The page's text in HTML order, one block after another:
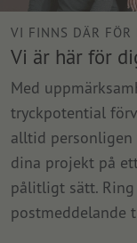
VI FINNS DÄR FÖR
Vi är här för
Med
tryckpotential
alltid
dina projekt på
pålitligt sätt.
postmeddelande